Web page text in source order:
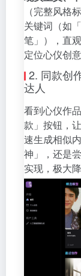
（完整风格
关键词（如
笔」），直
定位心仪创意
2. 同款创
达人
看到心仪作
款」按钮，
速生成相似
神」，还是
实现，极大